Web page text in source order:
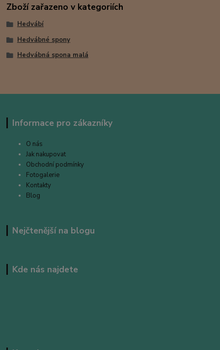
Zboží zařazeno v kategoriích
Hedvábí
Hedvábné spony
Hedvábná spona malá
Informace pro zákazníky
O nás
Jak nakupovat
Obchodní podmínky
Fotogalerie
Kontakty
Blog
Nejčtenější na blogu
Kde nás najdete